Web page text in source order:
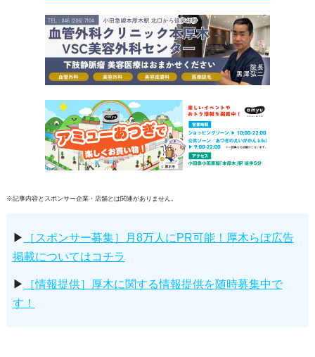
※記事内容とスポンサー企業・店舗とは関連がありません。
▶
［スポンサー募集］月8万人にPR可能！厚木らぼ広告
掲載についてはコチラ
▶
［情報提供］厚木に関する情報提供を随時募集中で
す！